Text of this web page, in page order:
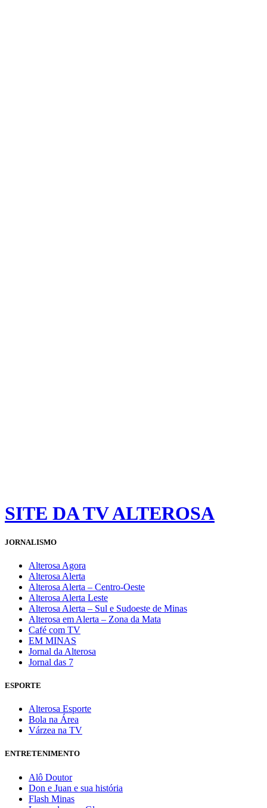
SITE DA TV ALTEROSA
JORNALISMO
Alterosa Agora
Alterosa Alerta
Alterosa Alerta – Centro-Oeste
Alterosa Alerta Leste
Alterosa Alerta – Sul e Sudoeste de Minas
Alterosa em Alerta – Zona da Mata
Café com TV
EM MINAS
Jornal da Alterosa
Jornal das 7
ESPORTE
Alterosa Esporte
Bola na Área
Várzea na TV
ENTRETENIMENTO
Alô Doutor
Don e Juan e sua história
Flash Minas